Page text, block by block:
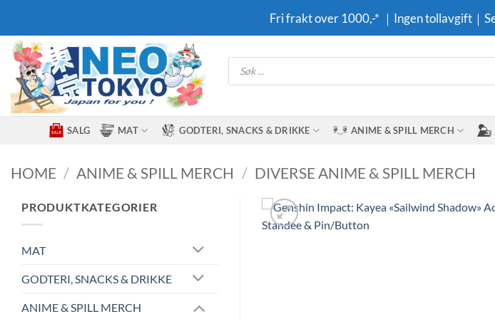
content
Fri frakt over 1000,-* ｜Ingen tollavgift｜
Products
search
SALG MAT GODTERI, SNACKS & DRIKKE ANIME & SPILL MERCH
HOME / ANIME & SPILL MERCH / DIVERSE ANIME & SPILL MERCH
PRODUKTKATEGORIER
MAT
GODTERI, SNACKS & DRIKKE
ANIME & SPILL MERCH